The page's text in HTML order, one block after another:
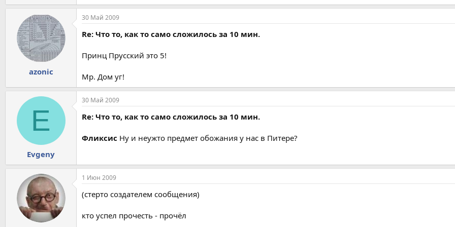
azonic
30 Май 2009
Re: Что то, как то само сложилось за 10 мин.
Принц Прусский это 5!
Мр. Дом уг!
E
Evgeny
30 Май 2009
Re: Что то, как то само сложилось за 10 мин.
Фликсис Ну и неужто предмет обожания у нас в Питере?
1 Июн 2009
(стерто создателем сообщения)
кто успел прочесть - прочёл